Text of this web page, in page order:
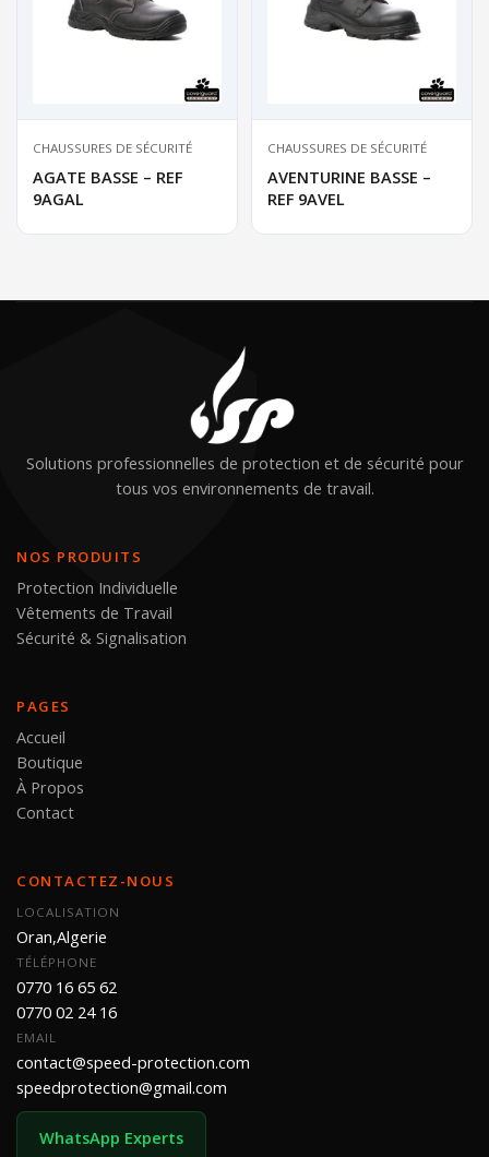
CHAUSSURES DE SÉCURITÉ
AGATE BASSE – REF
9AGAL
CHAUSSURES DE SÉCURITÉ
AVENTURINE BASSE –
REF 9AVEL
Solutions professionnelles de protection et de sécurité pour
tous vos environnements de travail.
NOS PRODUITS
Protection Individuelle
Vêtements de Travail
Sécurité & Signalisation
PAGES
Accueil
Boutique
À Propos
Contact
CONTACTEZ-NOUS
LOCALISATION
Oran,Algerie
TÉLÉPHONE
0770 16 65 62
0770 02 24 16
EMAIL
contact@speed-protection.com
speedprotection@gmail.com
WhatsApp Experts